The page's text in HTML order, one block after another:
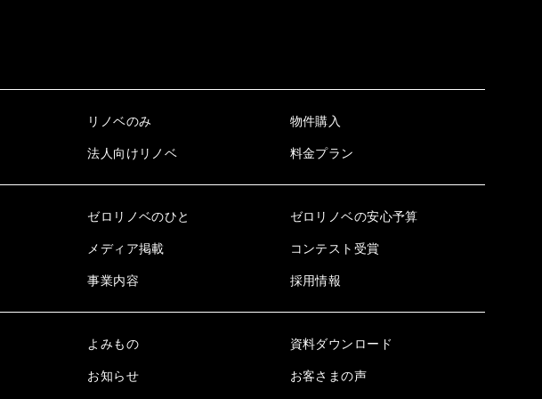
リノベのみ 物件購入
法人向けリノベ 料金プラン
ゼロリノベのひと ゼロリノベの安心予算
メディア掲載 コンテスト受賞
事業内容 採用情報
よみもの 資料ダウンロード
お知らせ お客さまの声